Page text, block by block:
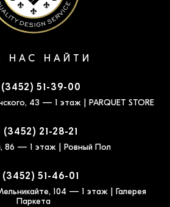
НАС НАЙТИ
(3452) 51-39-00
43 — 1 этаж | PARQUET STORE
(3452) 21-28-21
86 — 1 этаж | Ровный Пол
(3452) 51-46-01
104 — 1 этаж | Галерея
Паркета